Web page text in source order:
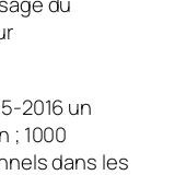
2016 un
; 1000
dans les